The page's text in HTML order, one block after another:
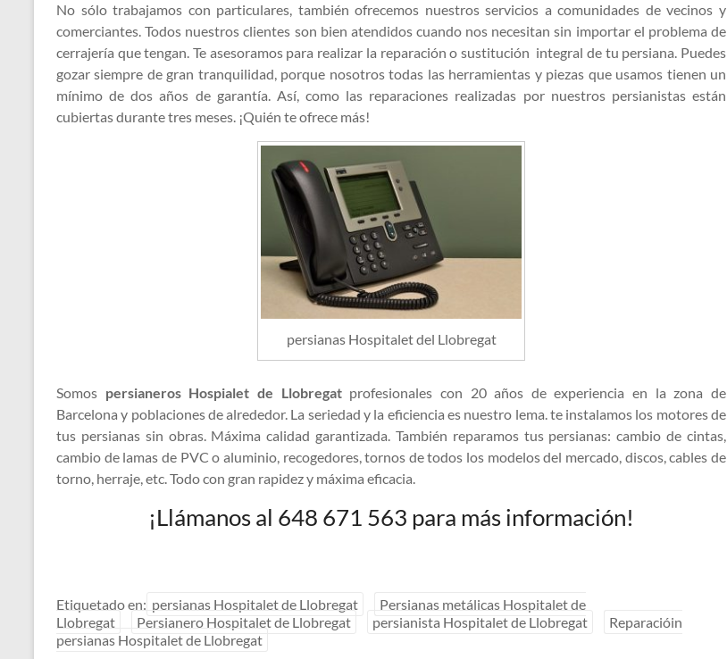
No sólo trabajamos con particulares, también ofrecemos nuestros servicios a comunidades de vecinos y
comerciantes. Todos nuestros clientes son bien atendidos cuando nos necesitan sin importar el problema de
cerrajería que tengan. Te asesoramos para realizar la reparación o sustitución integral de tu persiana. Puedes
gozar siempre de gran tranquilidad, porque nosotros todas las herramientas y piezas que usamos tienen un
mínimo de dos años de garantía. Así, como las reparaciones realizadas por nuestros persianistas están
cubiertas durante tres meses. ¡Quién te ofrece más!
persianas Hospitalet del Llobregat
Somos persianeros Hospialet de Llobregat profesionales con 20 años de experiencia en la zona de
Barcelona y poblaciones de alrededor. La seriedad y la eficiencia es nuestro lema. te instalamos los motores de
tus persianas sin obras. Máxima calidad garantizada. También reparamos tus persianas: cambio de cintas,
cambio de lamas de PVC o aluminio, recogedores, tornos de todos los modelos del mercado, discos, cables de
torno, herraje, etc. Todo con gran rapidez y máxima eficacia.
¡Llámanos al 648 671 563 para más información!
Etiquetado en: persianas Hospitalet de Llobregat
Persianas metálicas Hospitalet de
Llobregat
Persianero Hospitalet de Llobregat persianista Hospitalet de Llobregat
Reparacióin
persianas Hospitalet de Llobregat